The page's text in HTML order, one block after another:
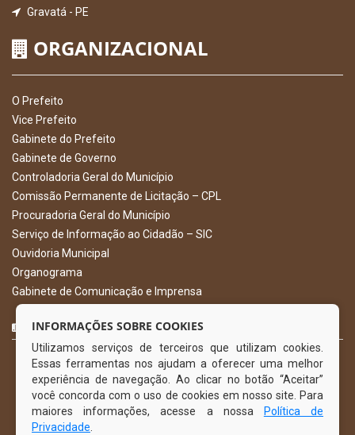
Gravatá - PE
ORGANIZACIONAL
O Prefeito
Vice Prefeito
Gabinete do Prefeito
Gabinete de Governo
Controladoria Geral do Município
Comissão Permanente de Licitação – CPL
Procuradoria Geral do Município
Serviço de Informação ao Cidadão – SIC
Ouvidoria Municipal
Organograma
Gabinete de Comunicação e Imprensa
CURTA NOSSA FAN PAGE
INFORMAÇÕES SOBRE COOKIES
Utilizamos serviços de terceiros que utilizam cookies.
Essas ferramentas nos ajudam a oferecer uma melhor
experiência de navegação. Ao clicar no botão “Aceitar”
você concorda com o uso de cookies em nosso site. Para
maiores informações, acesse a nossa
Política de
Privacidade